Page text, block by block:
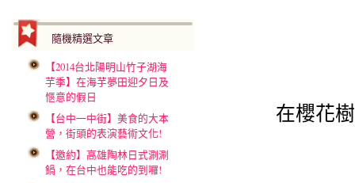
隨機精選文章
【2014台北陽明山竹子湖海
芋季】在海芋夢田迎夕日及
愜意的假日
【台中一中街】美食的大本
營，街頭的表演藝術文化!
【邀約】高雄陶林日式涮涮
鍋，在台中也能吃的到囉!
在櫻花